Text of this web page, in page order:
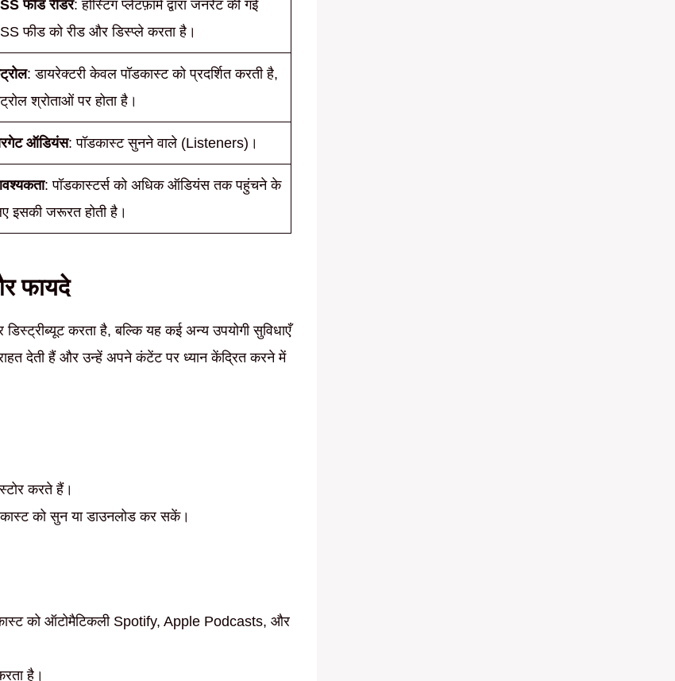
फीड रीडर: होस्टिंग प्लेटफ़ॉर्म द्वारा जनरेट की गई
फीड को रीड और डिस्प्ले करता है।
: डायरेक्टरी केवल पॉडकास्ट को प्रदर्शित करती है,
श्रोताओं पर होता है।
ऑडियंस: पॉडकास्ट सुनने वाले (Listeners)।
: पॉडकास्टर्स को अधिक ऑडियंस तक पहुंचने के
इसकी जरूरत होती है।
फायदे
करता है, बल्कि यह कई अन्य उपयोगी सुविधाएँ
देती हैं और उन्हें अपने कंटेंट पर ध्यान केंद्रित करने में
करते हैं।
को सुन या डाउनलोड कर सकें।
को ऑटोमैटिकली Spotify, Apple Podcasts, और
है।